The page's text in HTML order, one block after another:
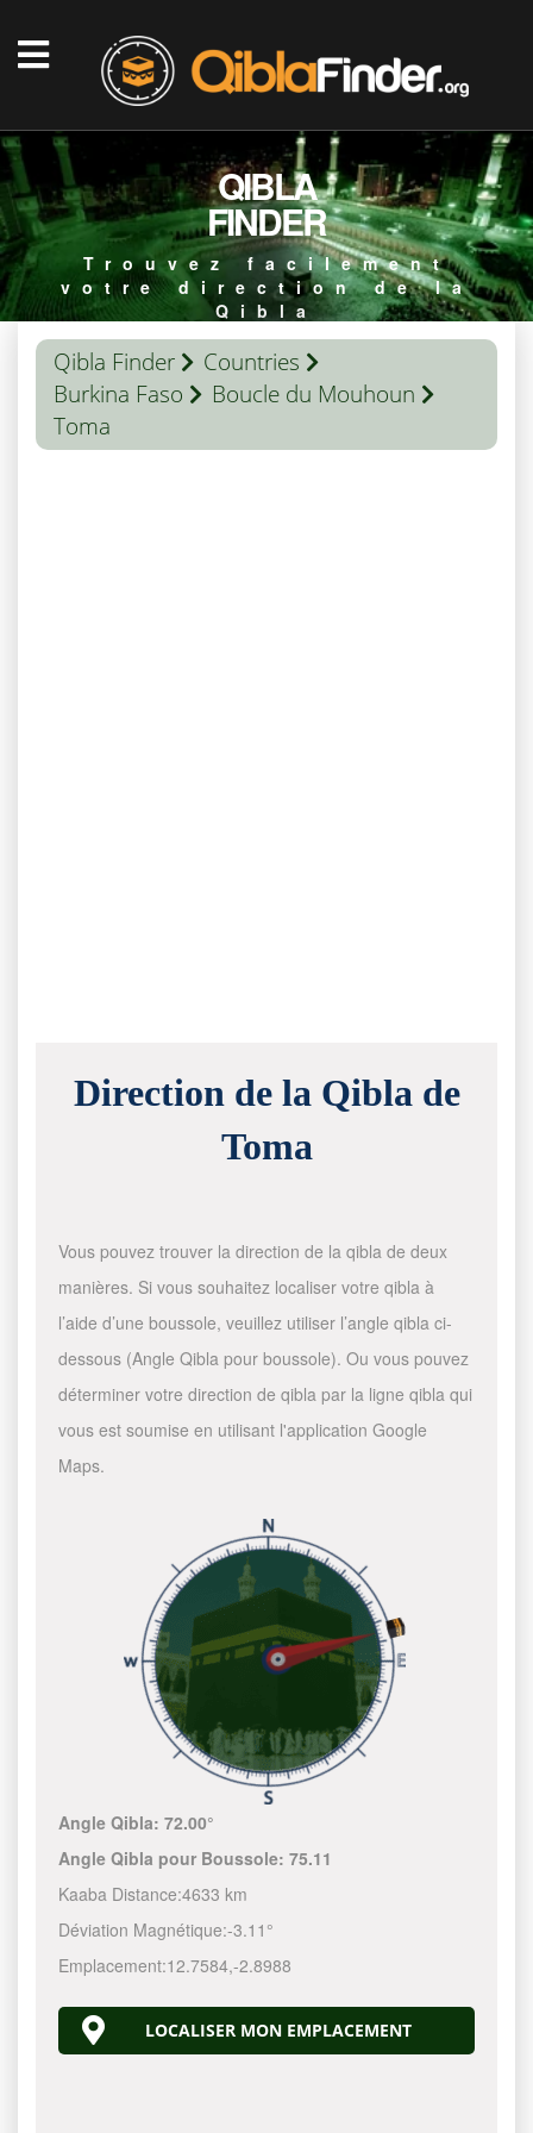
QIBLA
FINDER
Trouvez facilement
votre direction de la
Qibla
Qibla Finder
Countries
Burkina Faso
Boucle du Mouhoun
Toma
Direction de la Qibla de
Toma
Vous pouvez trouver la direction de la qibla de deux
manières. Si vous souhaitez localiser votre qibla à
l’aide d’une boussole, veuillez utiliser l’angle qibla ci-
dessous (Angle Qibla pour boussole). Ou vous pouvez
déterminer votre direction de qibla par la ligne qibla qui
vous est soumise en utilisant l'application Google
Maps.
Angle Qibla:72.00°
Angle Qibla pour Boussole:75.11
Kaaba Distance:4633 km
Déviation Magnétique:-3.11°
Emplacement:12.7584,-2.8988
LOCALISER MON EMPLACEMENT